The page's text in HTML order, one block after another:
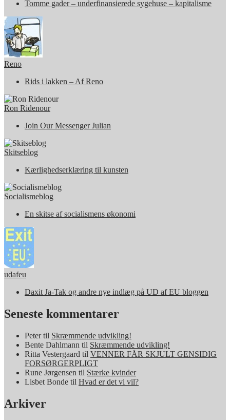
Tomme gader – underfinansierede sygehuse – kapitalisme
Reno
Rids i lakken – Af Reno
Ron Ridenour
Join Our Messenger Julian
Skitseblog
Kærlighedserklæring til kunsten
Socialismeblog
En skitse af socialismens økonomi
udafeu
Daxit Ja-Tak og andre nye indlæg på UD af EU bloggen
Seneste kommentarer
Petertil Skræmmende udvikling!
Bente Dahlmann til Skræmmende udvikling!
Ritta Vestergaard til VENNER FÅR SKJULT GENSIDIG
FORSØRGERPLIGT
Rune Jørgensen til Stærke kvinder
Lisbet Bonde til Hvad er det vi vil?
Arkiver